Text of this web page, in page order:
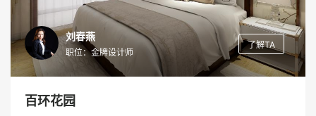
了解TA
刘春燕
职位：金牌设计师
百环花园